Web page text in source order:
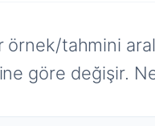
örnek/tahmini
göre değişir.